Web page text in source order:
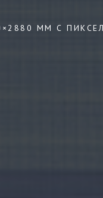
ММ С